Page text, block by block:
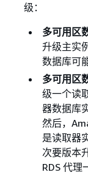
级：
多可用区
升级主实
数据库可
多可用区
级一个读
器数据库
然后，
是读取器
次要版本
RDS 代理